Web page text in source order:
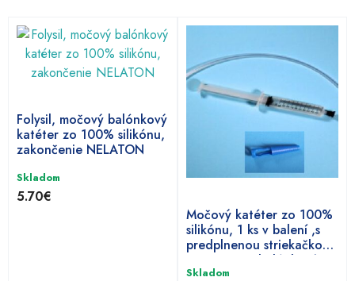
Folysil, močový balónkový
katéter zo 100% silikónu,
zakončenie NELATON
Skladom
5.70€
Tento
produkt
viacero
Možnosti
môžete
vybrať
na
Močový katéter zo 100%
silikónu, 1 ks v balení ,s
predplnenou striekačkou
a spigotom, balónkový
Skladom
Tento
má
viacero
variantov.
vybrať
stránke
produktu.